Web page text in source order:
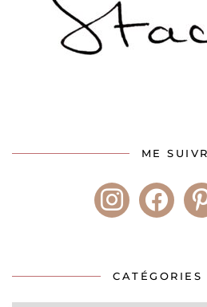
ME
instagramfacebook
CATÉGORIES